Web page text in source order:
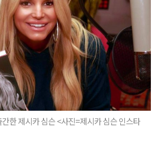
한 제시카 심슨 <사진=제시카 심슨 인스타